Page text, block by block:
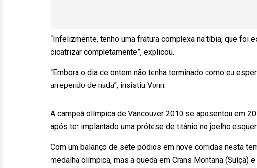
“Infelizmente, tenho uma fratura complexa na tíbia, que foi
cicatrizar completamente”, explicou.
“Embora o dia de ontem não tenha terminado como eu
arrependo de nada”, insistiu Vonn.
A campeã olímpica de Vancouver 2010 se aposentou em
após ter implantado uma prótese de titânio no joelho
Com um balanço de sete pódios em nove corridas nesta
medalha olímpica, mas a queda em Crans Montana (Suíça)